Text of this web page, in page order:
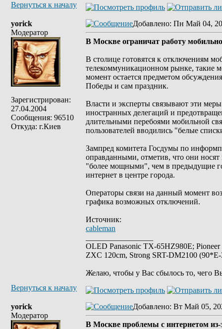
Вернуться к началу
yorick
Модератор
Зарегистрирован:
27.04.2004
Сообщения: 96510
Откуда: г.Киев
Добавлено: Пн Май 04,
В Москве ограничат работу
В столице готовятся к отключениям
телекоммуникационном рынке, такие
момент остается предметом
Победы и сам праздник.
Власти и эксперты связывают эти
иностранных делегаций и
длительными перебоями мобильной
пользователей вводились "белые
Зампред комитета Госдумы по
оправданными, отметив, что они
"более мощными", чем в предыдущие
интернет в центре города.
Операторы связи на данный момент
графика возможных отключений.
Источник:
cableman
OLED Panasonic TX-65HZ980E;
ZXC 120cm, Strong SRT-DM2100
Желаю, чтобы у Вас сбылось то, чего
Вернуться к началу
yorick
Модератор
Добавлено: Вт Май 05,
В Москве проблемы с интернетом